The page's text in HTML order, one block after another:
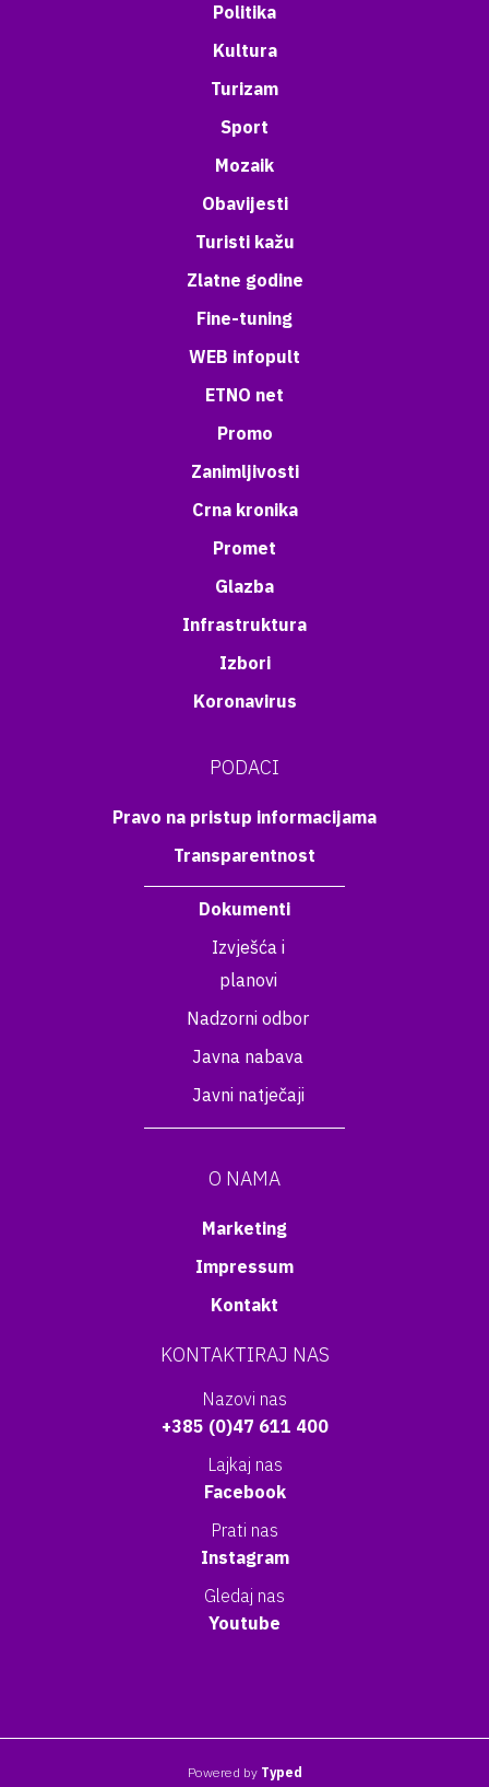
Politika
Kultura
Turizam
Sport
Mozaik
Obavijesti
Turisti kažu
Zlatne godine
Fine-tuning
WEB infopult
ETNO net
Promo
Zanimljivosti
Crna kronika
Promet
Glazba
Infrastruktura
Izbori
Koronavirus
PODACI
Pravo na pristup informacijama
Transparentnost
Dokumenti
Izvješća i
planovi
Nadzorni odbor
Javna nabava
Javni natječaji
O NAMA
Marketing
Impressum
Kontakt
KONTAKTIRAJ NAS
Nazovi nas
+385 (0)47 611 400
Lajkaj nas
Facebook
Prati nas
Instagram
Gledaj nas
Youtube
Powered by Typed